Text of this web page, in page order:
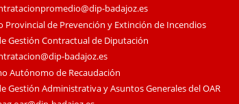
badajoz.es
Provincial de Prevención y Extinción de Incendios
Gestión Contractual de Diputación
badajoz.es
Autónomo de Recaudación
Gestión Administrativa y Asuntos Generales del OAR